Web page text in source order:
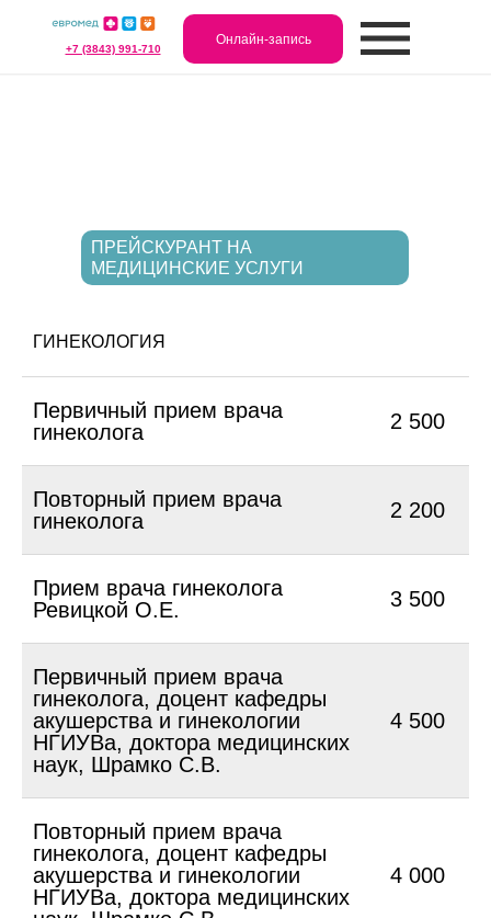
+7 (3843) 991-710
Онлайн-запись
ПРЕЙСКУРАНТ НА
МЕДИЦИНСКИЕ УСЛУГИ
ГИНЕКОЛОГИЯ
Первичный прием врача
гинеколога
2 500
Повторный прием врача
гинеколога
2 200
Прием врача гинеколога
Ревицкой О.Е.
3 500
Первичный прием врача
гинеколога, доцент кафедры
акушерства и гинекологии
НГИУВа, доктора медицинских
наук, Шрамко С.В.
4 500
Повторный прием врача
гинеколога, доцент кафедры
акушерства и гинекологии
НГИУВа, доктора медицинских
4 000